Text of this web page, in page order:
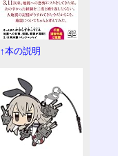
↑本の説明